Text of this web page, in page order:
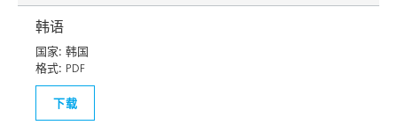
韩语
国家: 韩国
格式: PDF
下载